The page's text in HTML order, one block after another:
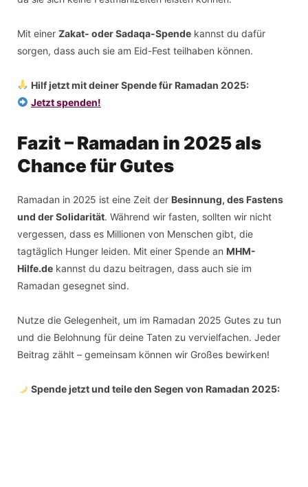
Mit einer Zakat- oder Sadaqa-Spende kannst du dafür
sorgen, dass auch sie am Eid-Fest teilhaben können.
Hilf jetzt mit deiner Spende für Ramadan 2025:
Jetzt spenden!
Fazit – Ramadan in 2025 als
Chance für Gutes
Ramadan in 2025 ist eine Zeit der Besinnung, des Fastens
und der Solidarität. Während wir fasten, sollten wir nicht
vergessen, dass es Millionen von Menschen gibt, die
tagtäglich Hunger leiden. Mit einer Spende an MHM-
Hilfe.de kannst du dazu beitragen, dass auch sie im
Ramadan gesegnet sind.
Nutze die Gelegenheit, um im Ramadan 2025 Gutes zu tun
und die Belohnung für deine Taten zu vervielfachen. Jeder
Beitrag zählt – gemeinsam können wir Großes bewirken!
Spende jetzt und teile den Segen von Ramadan 2025: